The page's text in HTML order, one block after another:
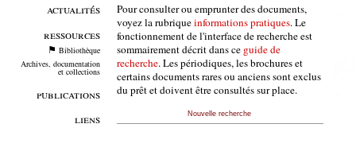
actualités
ressources
Bibliothèque
Archives, documentation
et collections
publications
liens
Pour consulter ou emprunter des documents,
voyez la rubriqueinformations pratiques. Le
fonctionnement de l'interface de recherche est
sommairement décrit dans ce guide de
recherche. Les périodiques, les brochures et
certains documents rares ou anciens sont exclus
du prêt et doivent être consultés sur place.
Nouvelle recherche